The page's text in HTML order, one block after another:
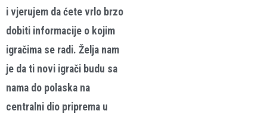
i vjerujem da ćete vrlo brzo
dobiti informacije o kojim
igračima se radi. Želja nam
je da ti novi igrači budu sa
nama do polaska na
centralni dio priprema u